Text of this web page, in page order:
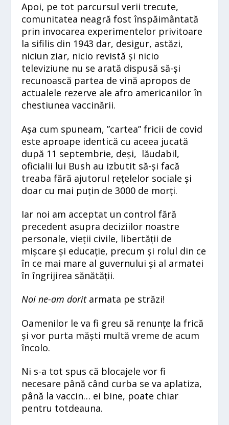
Apoi, pe tot parcursul verii trecute,
comunitatea neagră fost înspăimântată
prin invocarea experimentelor privitoare
la sifilis din 1943 dar, desigur, astăzi,
niciun ziar, nicio revistă și nicio
televiziune nu se arată dispusă să-și
recunoască partea de vină apropos de
actualele rezerve ale afro americanilor în
chestiunea vaccinării.
Așa cum spuneam, ”cartea” fricii de covid
este aproape identică cu aceea jucată
după 11 septembrie, deși, lăudabil,
oficialii lui Bush au izbutit să-și facă
treaba fără ajutorul rețelelor sociale și
doar cu mai puțin de 3000 de morți.
Iar noi am acceptat un control fără
precedent asupra deciziilor noastre
personale, vieții civile, libertății de
mișcare și educație, precum și rolul din ce
în ce mai mare al guvernului și al armatei
în îngrijirea sănătății.
Noi ne-am doritarmata pe străzi!
Oamenilor le va fi greu să renunțe la frică
și vor purta măști multă vreme de acum
încolo.
Ni s-a tot spus că blocajele vor fi
necesare până când curba se va aplatiza,
până la vaccin… ei bine, poate chiar
pentru totdeauna.